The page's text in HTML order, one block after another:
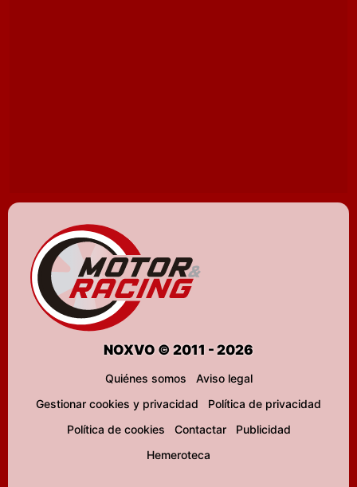
NOXVO © 2011 - 2026
Quiénes somos
Aviso legal
Gestionar cookies y privacidad
Política de privacidad
Política de cookies
Contactar
Publicidad
Hemeroteca